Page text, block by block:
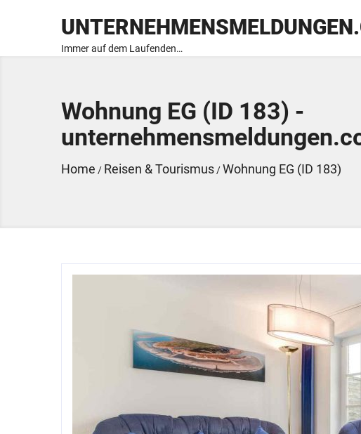
Immer auf dem Laufenden…
Wohnung EG (ID 183) -
Home / Reisen & Tourismus /Wohnung EG (ID 183)